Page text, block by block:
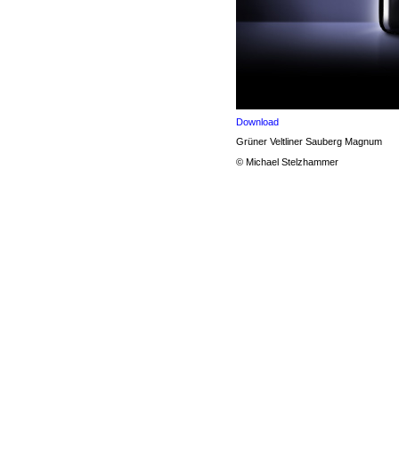
Download
Grüner Veltliner Sauberg Magnum
© Michael Stelzhammer